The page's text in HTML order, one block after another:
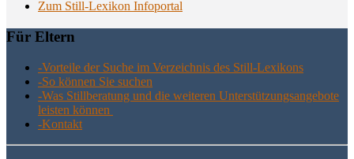
Zum Still-Lexikon Infoportal
Für Eltern
-Vor­tei­le der Suche im Ver­zeich­nis des Still-Lexikons
-So kön­nen Sie suchen
-Was Still­be­ra­tung und die wei­te­ren Unter­stüt­zungs­an­ge­bo­te
leis­ten können
-Kon­takt